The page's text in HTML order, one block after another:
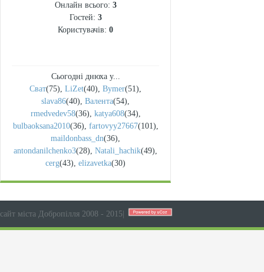
Онлайн всього: 3
Гостей: 3
Користувачів: 0
Сьогодні днюха у...
Сват(75), LiZet(40), Bymer(51),
slava86(40), Валента(54),
rmedvedev58(36), katya608(34),
bulbaoksana2010(36), fartovyy27667(101),
maildonbass_dn(36),
antondanilchenko3(28), Natali_hachik(49),
cerg(43), elizavetka(30)
сайт міста Добропілля 2008 - 2015